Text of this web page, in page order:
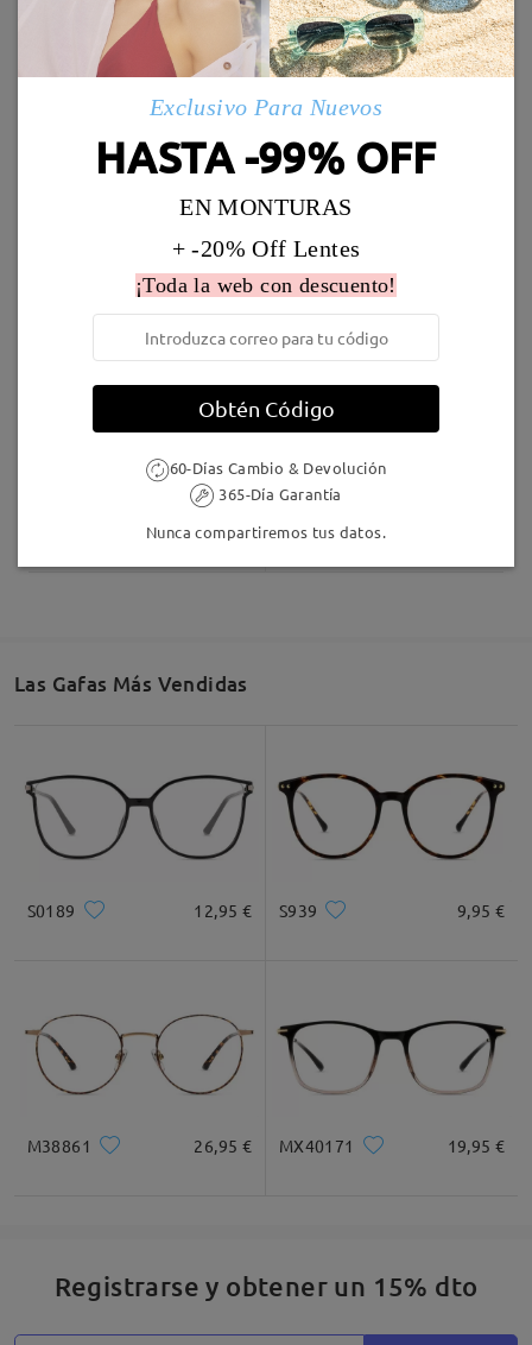
Leer todos los
Deje su comentario
Enviado
5-7 días laborales detalles
Marcos Similares
16,95 € Judy174
TR15934
Las Gafas Más Vendidas
S0189 12,95 € S939 9,95 €
M38861 26,95 € MX40171 19,95 €
Registrarse y obtener un 15% dto
Exclusivo Para Nuevos
HASTA -99% OFF
EN MONTURAS
+ -20% Off Lentes
¡Toda la web con descuento!
Obtén Código
60-Días Cambio & Devolución
365-Día Garantía
Nunca compartiremos tus datos.